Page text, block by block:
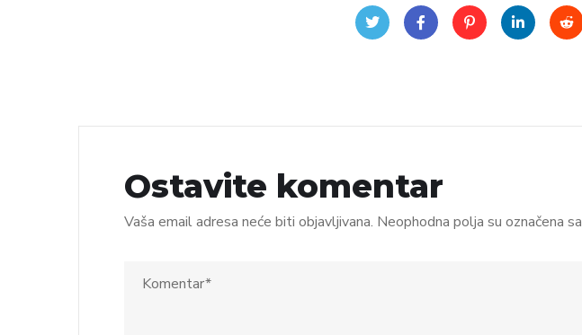
Ostavite komentar
Vaša email adresa neće biti objavljivana. Neophodna polja su označena sa